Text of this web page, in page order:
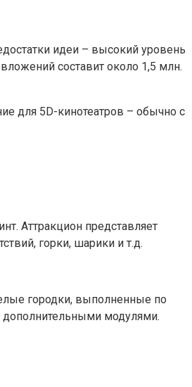
идеи – высокий уровень
составит около 1,5 млн.
для 5D-кинотеатров – обычно с
Аттракцион представляет
горки, шарики и т.д.
городки, выполненные по
дополнительными модулями.